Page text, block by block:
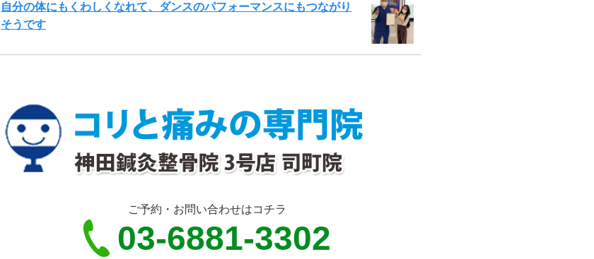
自分の体にもくわしくなれて、ダンスのパフォーマンスにもつながり
そうです
ご予約・お問い合わせはコチラ
03-6881-3302